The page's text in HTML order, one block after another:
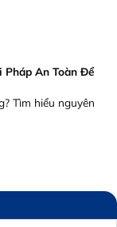
Pháp An Toàn Để
Tìm hiểu nguyên